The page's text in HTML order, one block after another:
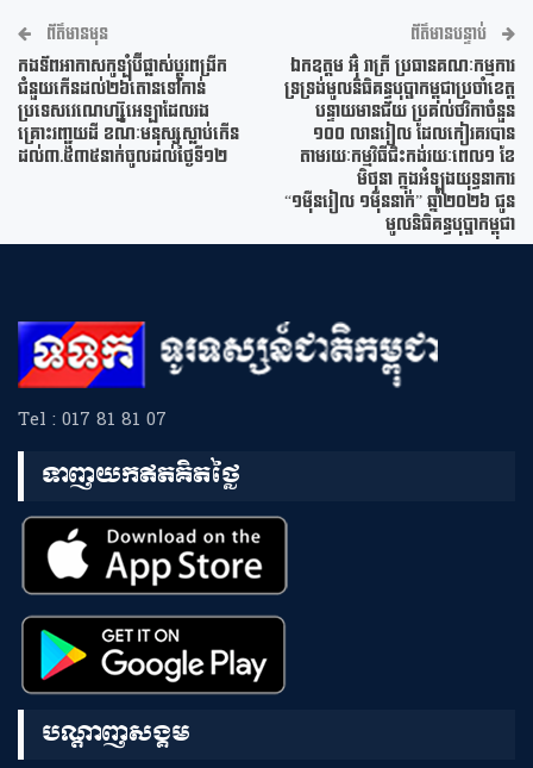
ព័ត៌មានមុន
កងទ័ពអាកាសកូឡុំប៊ីផ្លាស់ប្តូរពង្រីក
ជំនួយកើនដល់២៦តោនទៅកាន់
ប្រទេសវេណេហ្ស៊ូអេឡាដែលរង
គ្រោះរញ្ជួយដី ខណៈមនុស្សស្លាប់កើន
ដល់៣.៥៣៥នាក់ចូលដល់ថ្ងៃទី១២
ព័ត៌មានបន្ទាប់
ឯកឧត្តម អ៊ុំ រាត្រី ប្រធានគណៈកម្មការ
ទ្រទ្រង់មូលនិធិគន្ធបុប្ផាកម្ពុជាប្រចាំខេត្ត
បន្ទាយមានជ័យ ប្រគល់ថវិកាចំនួន
១០០ លានរៀល ដែលកៀរគរបាន
តាមរយៈកម្មវិធីជិះកង់រយៈពេល១ ខែ
មិថុនា ក្នុងអំឡុងយុទ្ធនាការ
“១ម៉ឺនរៀល ១ម៉ឺននាក់” ឆ្នាំ២០២៦ ជូន
មូលនិធិគន្ធបុប្ផាកម្ពុជា
Tel : 017 81 81 07
ទាញយកឥតគិតថ្លៃ
បណ្តាញសង្គម